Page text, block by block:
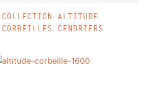
ALTITUDE
CENDRIERS